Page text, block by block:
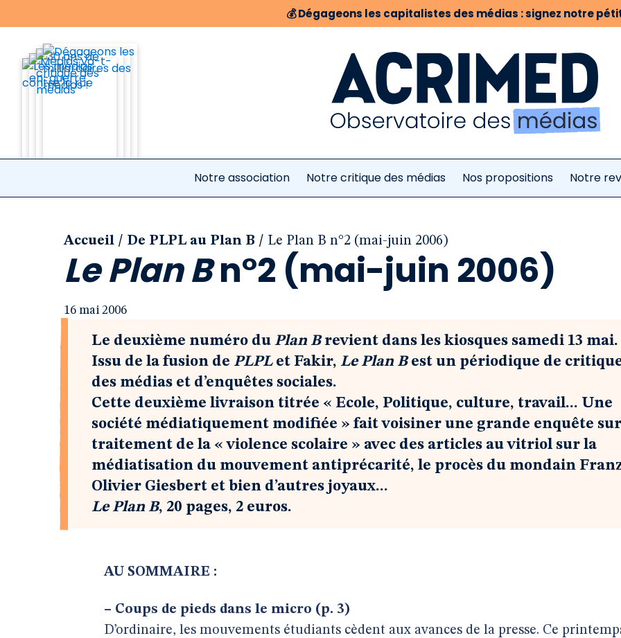
💰Dégageons les capitalistes des médias : signez notre
Notre association Notre critique des médias Nos propositions Notre
Accueil / De PLPL au Plan B / Le Plan B n°2 (mai-juin 2006)
Le Plan Bn°2 (mai-juin 2006)
16 mai 2006
Le deuxième numéro du Plan Brevient dans les kiosques samedi 13 mai.
Issu de la fusion de PLPL et Fakir, Le Plan Best un périodique de
des médias et d’enquêtes sociales.
Cette deuxième livraison titrée « Ecole, Politique, culture, travail... Une
société médiatiquement modifiée » fait voisiner une grande enquête
traitement de la « violence scolaire » avec des articles au vitriol sur la
médiatisation du mouvement antiprécarité, le procès du mondain
Olivier Giesbert et bien d’autres joyaux...
Le Plan B, 20 pages, 2 euros.
AU SOMMAIRE :
– Coups de pieds dans le micro (p. 3)
D’ordinaire, les mouvements étudiants cèdent aux avances de la presse. Ce